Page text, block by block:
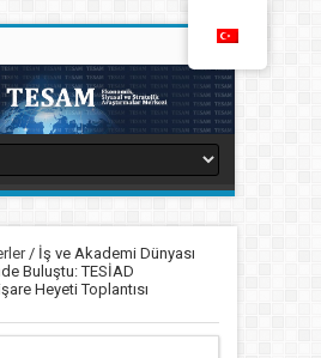
/ İş ve Akademi Dünyası
Buluştu: TESİAD
Heyeti Toplantısı